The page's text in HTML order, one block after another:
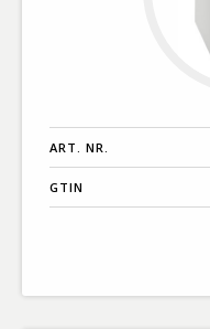
ART. NR.
GTIN